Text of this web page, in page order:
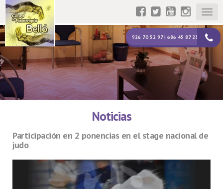
926 70 52 97 | 686 45 87 23
Noticias
Participación en 2 ponencias en el stage nacional de
judo